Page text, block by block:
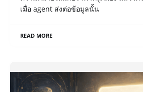
เมื่อ agent ส่งต่อข้อมูลนั้น
READ MORE